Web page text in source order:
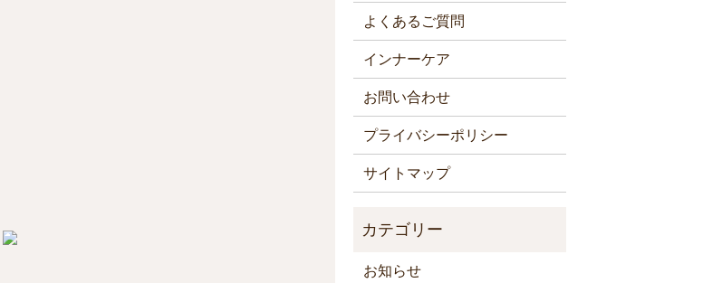
よくあるご質問
インナーケア
お問い合わせ
プライバシーポリシー
サイトマップ
お知らせ